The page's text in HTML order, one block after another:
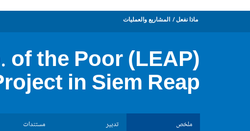
ماذا نفعل المشاريع والعمليات
the Poor (LEAP)
in Siem Reap
ملخص تدبير مستندات